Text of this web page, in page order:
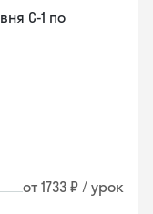
C-1 по
от 1733 ₽ / урок